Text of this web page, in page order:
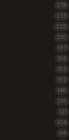
278
273
225
210
197
158
153
152
146
135
121
104
98